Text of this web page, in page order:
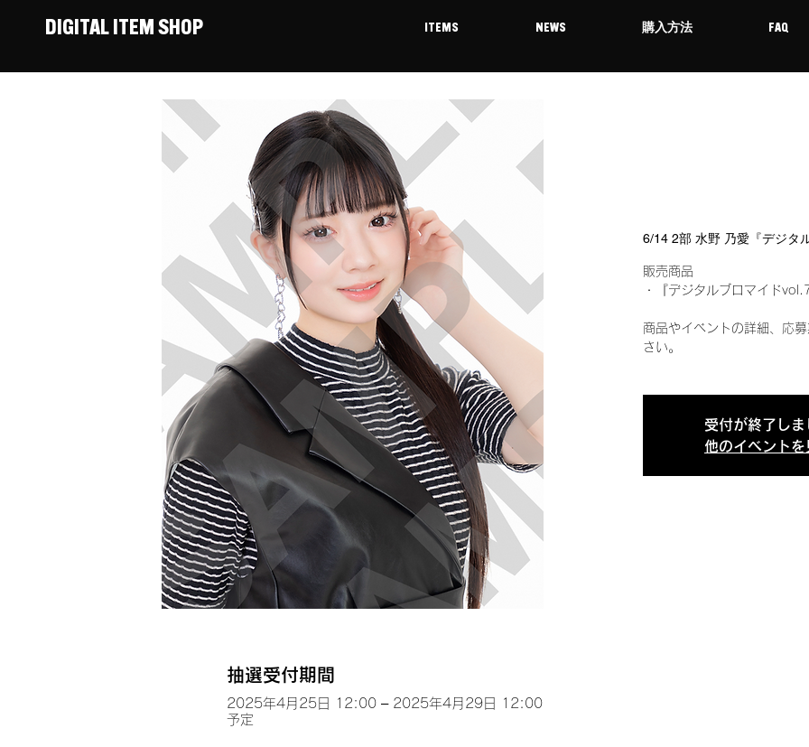
DIGITAL ITEM SHOP ITEMS NEWS 購入方法 FAQ
6/14 2部 水野 乃愛『デジタ
販売商品
・『デジタルブロマイド
商品やイベントの詳細、応
さい。
受付が終了しま
他のイベントを
抽選受付期間
2025年4月25日 12:00 – 2025年4月29日 12:00
予定